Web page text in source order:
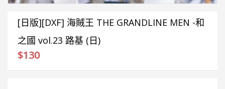
[日版][DXF] 海賊王 THE GRANDLINE MEN -和
之國 vol.23 路基 (日)
$130